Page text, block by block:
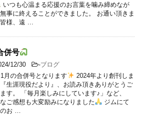
いつも心温まる応援のお言葉を噛み締めなが
事に終えることができました。 お通い頂きま
様、遠 …
併号
12/30 -ブログ
月の合併号となります
2024年より創刊しま
生涯現役だより』、お読み頂きありがとうご
す。 「毎月楽しみにしています♪」など、
ご感想も大変励みになりました
ジムにて
お …